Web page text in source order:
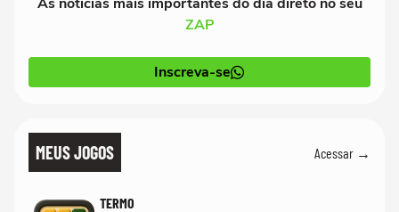
ZAP
Inscreva-se
MEUS JOGOS Acessar →
TERMO